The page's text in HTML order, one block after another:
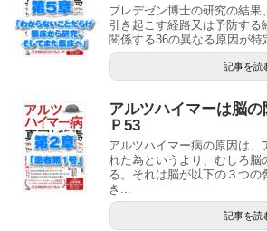
ブレデゼン博士の研究の結果
引き起こす経路又は予防する
関係する36の異なる原因が
記事を読
アルツハイマーは脳
Ｐ53
アルツハイマー病の原因は、
れた為というより、むしろ脳
る。それは脳が以下の３つの
き...
記事を読